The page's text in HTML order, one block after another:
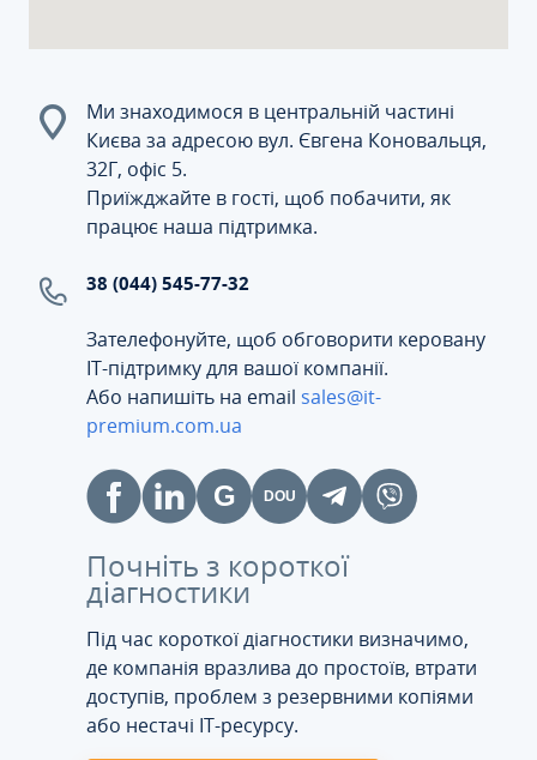
Ми знаходимося в центральній частині
Києва за адресою вул. Євгена Коновальця,
32Г, офіс 5.
Приїжджайте в гості, щоб побачити, як
працює наша підтримка.
38 (044) 545-77-32
Зателефонуйте, щоб обговорити керовану
ІТ-підтримку для вашої компанії.
Або напишіть на email sales@it-
premium.com.ua
Почніть з короткої
діагностики
Під час короткої діагностики визначимо,
де компанія вразлива до простоїв, втрати
доступів, проблем з резервними копіями
або нестачі IT-ресурсу.